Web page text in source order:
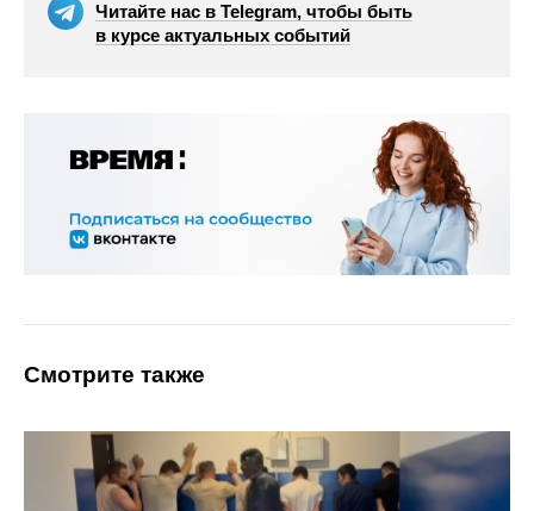
Читайте нас в Telegram, чтобы быть
в курсе актуальных событий
Смотрите также